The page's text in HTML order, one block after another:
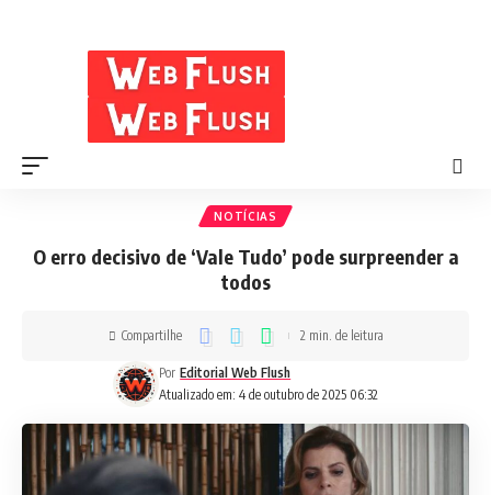
NOTÍCIAS
O erro decisivo de ‘Vale Tudo’ pode surpreender a
todos
Atualizado em: 4 de outubro de 2025 06:32
Por Editorial Web Flush
Compartilhe 2 min. de leitura